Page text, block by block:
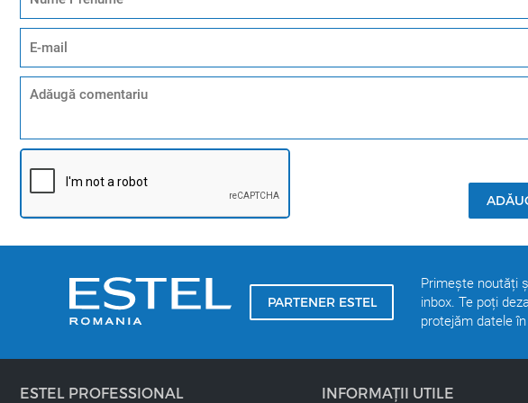
Ulei de argan
Vopseaua VDT lucreaza perfect in combinatie cu oxidantii OXIGEN VDT.
Miros placut
Vopseaua crema pentru par VDT are un miros foarte plăcut. Nu veți simti
PARTENER ESTEL
Primește noutăți
inbox. Te poți
protejăm datele
ESTEL PROFESSIONAL INFORMAȚII UTILE